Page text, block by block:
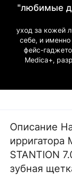
"любимые
уход за кожей
себе, и
фейс-
Medica+,
Описание
ирригатора
STANTION
зубная